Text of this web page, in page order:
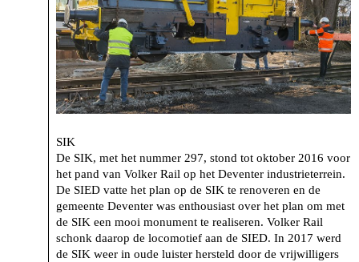
SIK
De SIK, met het nummer 297, stond tot oktober 2016 voor
het pand van Volker Rail op het Deventer industrieterrein.
De SIED vatte het plan op de SIK te renoveren en de
gemeente Deventer was enthousiast over het plan om met
de SIK een mooi monument te realiseren. Volker Rail
schonk daarop de locomotief aan de SIED. In 2017 werd
de SIK weer in oude luister hersteld door de vrijwilligers